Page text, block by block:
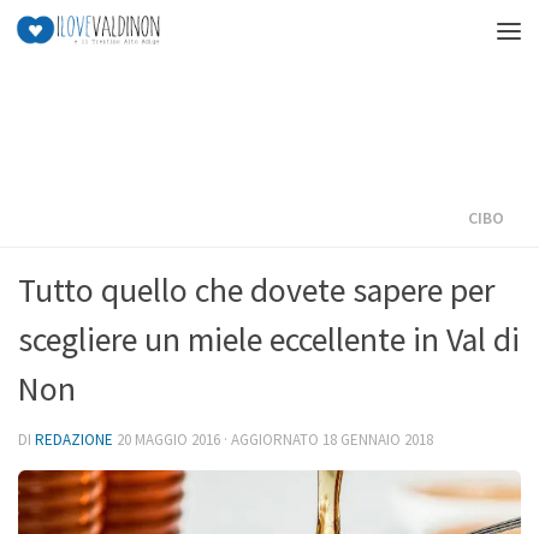
Salta al contenuto
CIBO
Tutto quello che dovete sapere per
scegliere un miele eccellente in Val di
Non
DI REDAZIONE 20 MAGGIO 2016 · AGGIORNATO 18 GENNAIO 2018